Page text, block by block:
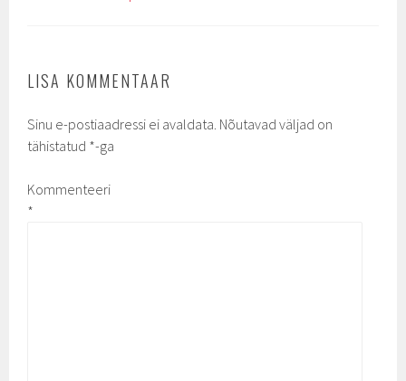
LISA KOMMENTAAR
Sinu e-postiaadressi ei avaldata. Nõutavad väljad on
tähistatud *-ga
Kommenteeri
*